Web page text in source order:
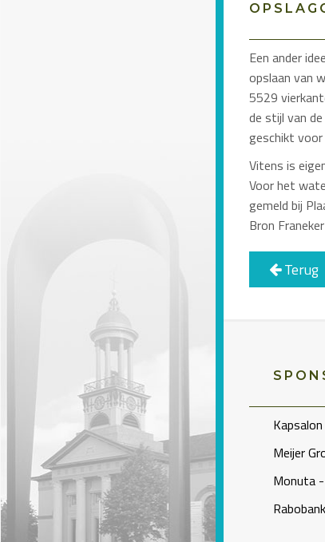
Een ander
opslaan van
5529
de stijl van
geschikt
Vitens is
Voor het
gemeld bij
Bron
Terug
Meijer
Monuta
Rabobank